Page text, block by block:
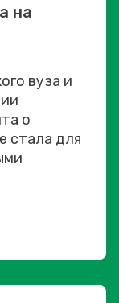
на
вуза и
о
стала для